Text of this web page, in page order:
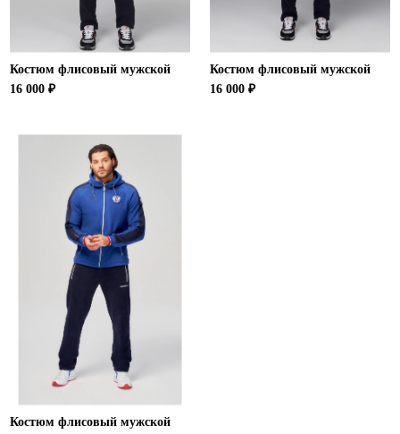
Костюм флисовый мужской
16 000 ₽
Костюм флисовый мужской
16 000 ₽
Костюм флисовый мужской